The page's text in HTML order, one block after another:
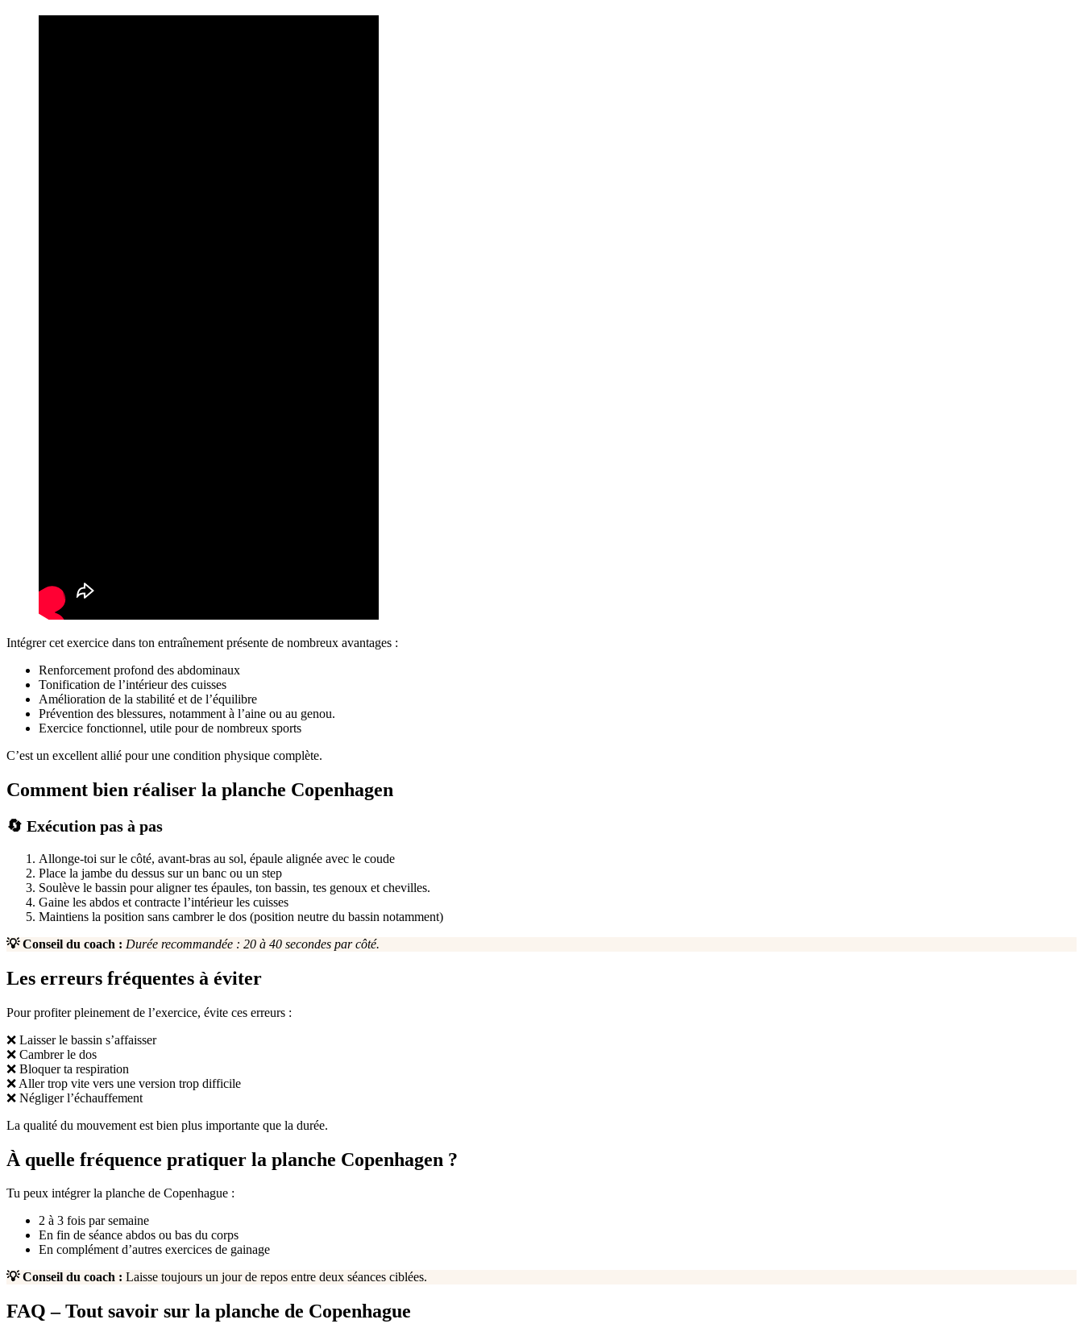
Intégrer cet exercice dans ton entraînement présente de nombreux avantages :
Renforcement profond des abdominaux
Tonification de l’intérieur des cuisses
Amélioration de la stabilité et de l’équilibre
Prévention des blessures, notamment à l’aine ou au genou.
Exercice fonctionnel, utile pour de nombreux sports
C’est un excellent allié pour une condition physique complète.
Comment bien réaliser la planche Copenhagen
🔄 Exécution pas à pas
Allonge-toi sur le côté, avant-bras au sol, épaule alignée avec le coude
Place la jambe du dessus sur un banc ou un step
Soulève le bassin pour aligner tes épaules, ton bassin, tes genoux et chevilles.
Gaine les abdos et contracte l’intérieur les cuisses
Maintiens la position sans cambrer le dos (position neutre du bassin notamment)
💡 Conseil du coach : Durée recommandée : 20 à 40 secondes par côté.
Les erreurs fréquentes à éviter
Pour profiter pleinement de l’exercice, évite ces erreurs :
❌ Laisser le bassin s’affaisser
❌ Cambrer le dos
❌ Bloquer ta respiration
❌ Aller trop vite vers une version trop difficile
❌ Négliger l’échauffement
La qualité du mouvement est bien plus importante que la durée.
À quelle fréquence pratiquer la planche Copenhagen ?
Tu peux intégrer la planche de Copenhague :
2 à 3 fois par semaine
En fin de séance abdos ou bas du corps
En complément d’autres exercices de gainage
💡 Conseil du coach : Laisse toujours un jour de repos entre deux séances ciblées.
FAQ – Tout savoir sur la planche de Copenhague